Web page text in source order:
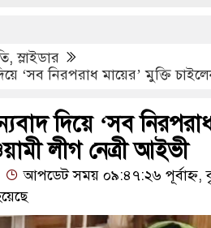
মমতার গাড়িতে হামলা, অল্পের জন্য
না: প্রধানমন্ত্রী
,স্লাইডার
‘সব নিরপরাধ মায়ের’ মুক্তি
দিয়ে ‘সব
লীগ নেত্রী আইভী
আপডেট সময় ০৯:৪৭:২৬ পূর্বাহ্ন,